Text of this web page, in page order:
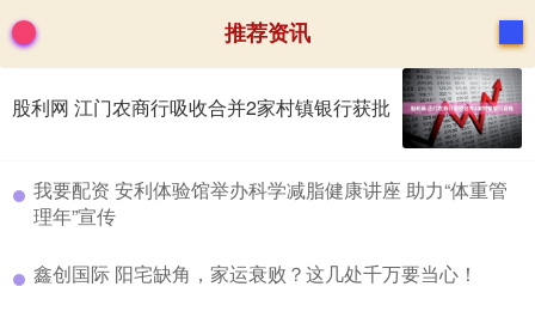
推荐资讯
股利网 江门农商行吸收合并2家村镇银行获批
​我要配资 安利体验馆举办科学减脂健康讲座 助力“体重管
理年”宣传
​鑫创国际 阳宅缺角，家运衰败？这几处千万要当心！